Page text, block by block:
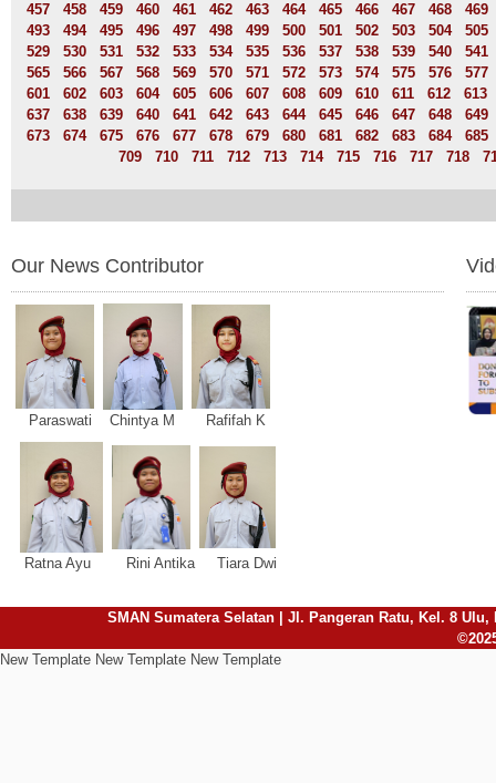
457
458 459 460 461 462 463 464 465 466 467 468
469
493
494 495 496 497 498 499 500 501 502 503 504
505
529
530 531 532 533 534 535 536 537 538 539 540
541
565
566 567 568 569 570 571 572 573 574 575 576
577
601
602 603 604 605 606 607 608 609 610 611 612
613
637
638 639 640 641 642 643 644 645 646 647 648
649
673
674 675 676 677 678 679 680 681 682 683 684
685
709
710 711 712 713 714 715 716 717 718
Our News Contributor
Paraswati Chintya M Rafifah K
Ratna Ayu Rini Antika Tiara Dwi
SMAN Sumatera Selatan | Jl. Pangeran Ratu, Kel. 8 Ulu,
New Template New Template New Template